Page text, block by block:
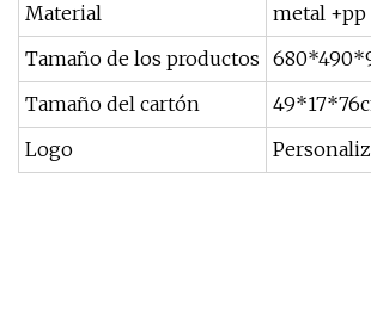
Material
metal +pp
Tamaño de los productos
Tamaño del cartón
Logo